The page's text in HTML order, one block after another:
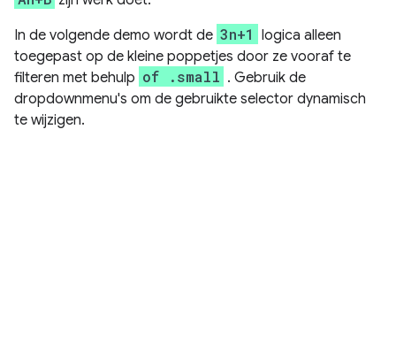
In de volgende demo wordt de 3n+1 logica alleen
toegepast op de kleine poppetjes door ze vooraf te
filteren met behulp of .small . Gebruik de
dropdownmenu's om de gebruikte selector dynamisch
te wijzigen.